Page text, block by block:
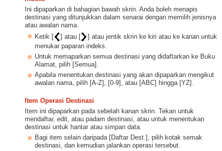
Ini dipaparkan di bahagian bawah skrin. Anda boleh menapis
destinasi yang ditunjukkan dalam senarai dengan memilih jenisnya
atau awalan nama.
Ketik [
] atau [
] atau jentik skrin ke kiri atau ke kanan untuk
menukar paparan indeks.
Untuk memaparkan semua destinasi yang didaftarkan ke Buku
Alamat, pilih [Semua].
Apabila menentukan destinasi yang akan dipaparkan mengikut
awalan nama, pilih [A-Z], [0-9], atau [ABC] hingga [YZ].
Item Operasi Destinasi
Item ini dipaparkan pada sebelah kanan skrin. Tekan untuk
mendaftar, edit, atau padam destinasi, atau untuk menentukan
destinasi untuk hantar atau simpan data.
Bagi item selain daripada [Daftar Dest.], pilih kotak semak
destinasi, dan kemudian jalankan operasi tersebut.